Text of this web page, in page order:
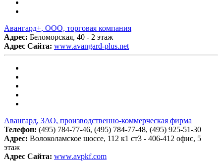
Авангард+, ООО, торговая компания
Адрес: Беломорская, 40 - 2 этаж
Адрес Сайта: www.avangard-plus.net
Авангард, ЗАО, производственно-коммерческая фирма
Телефон: (495) 784-77-46, (495) 784-77-48, (495) 925-51-30
Адрес: Волоколамское шоссе, 112 к1 ст3 - 406-412 офис, 5
этаж
Адрес Сайта: www.avpkf.com